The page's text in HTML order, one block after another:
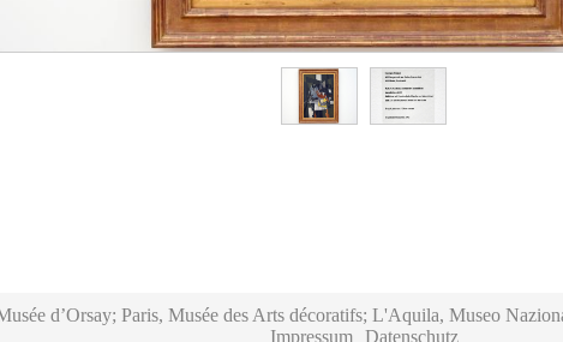
d’Orsay; Paris, Musée des Arts décoratifs; L'Aquila, Museo
Impressum
Datenschutz